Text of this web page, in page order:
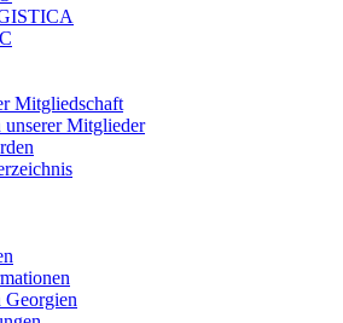
Mitgliedschaft
unserer Mitglieder
Georgien